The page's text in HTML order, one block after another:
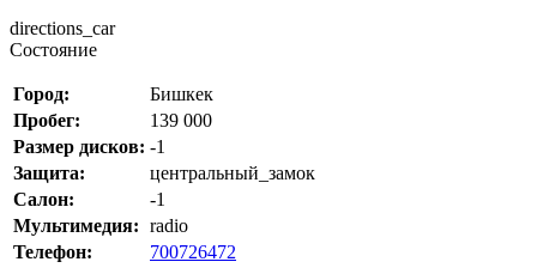
directions_car
Состояние
Город:
Бишкек
Пробег:
139 000
Размер дисков: -1
Защита:
центральный_замок
Салон:
-1
Мультимедия: radio
Телефон:
700726472